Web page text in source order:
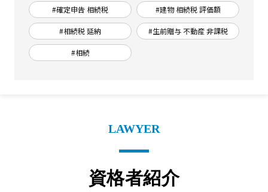
#確定申告 相続税 #建物 相続税 評価額
#相続税 延納 #生前贈与 不動産 非課税
#相続
LAWYER
資格者紹介